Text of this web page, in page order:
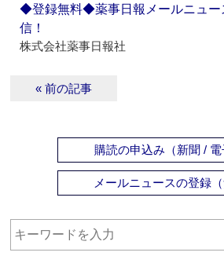
◆登録無料◆薬事日報メールニュ
信！
株式会社薬事日報社
« 前の記事
購読の申込み（新聞 / 電
メールニュースの登録（